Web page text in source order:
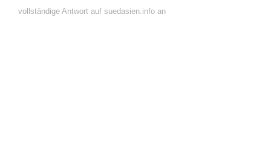
vollständige Antwort auf suedasien.info an